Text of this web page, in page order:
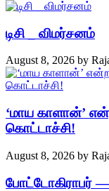
டிசி _ விமர்சனம்
August 8, 2026 by
‘மாய காளான்’
கொட்டாச்சி!
August 8, 2026 by
போட்டோகிராபர்